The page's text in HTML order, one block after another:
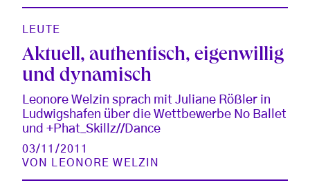
LEUTE
Aktuell, authentisch, eigenwillig
und dynamisch
Leonore Welzin sprach mit Juliane Rößler in
Ludwigshafen über die Wettbewerbe No Ballet
und +Phat_Skillz//Dance
03/11/2011
VON
LEONORE WELZIN